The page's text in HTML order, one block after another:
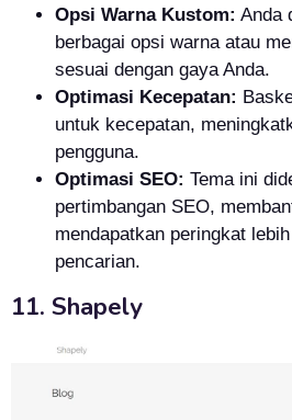
Opsi Warna Kustom: Anda
berbagai opsi warna atau
sesuai dengan gaya Anda.
Optimasi Kecepatan:
untuk kecepatan,
pengguna.
Optimasi SEO: Tema ini
pertimbangan SEO,
mendapatkan peringkat
pencarian.
11. Shapely